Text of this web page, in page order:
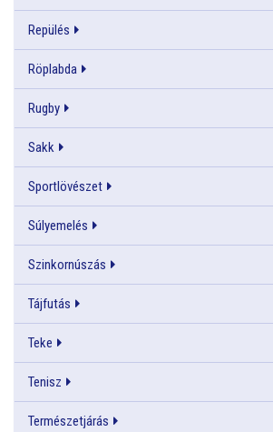
Repülés
Röplabda
Rugby
Sakk
Sportlövészet
Súlyemelés
Szinkornúszás
Tájfutás
Teke
Tenisz
Természetjárás